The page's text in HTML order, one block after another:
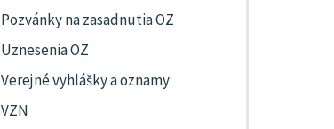
Pozvánky na zasadnutia OZ
Uznesenia OZ
Verejné vyhlášky a oznamy
VZN